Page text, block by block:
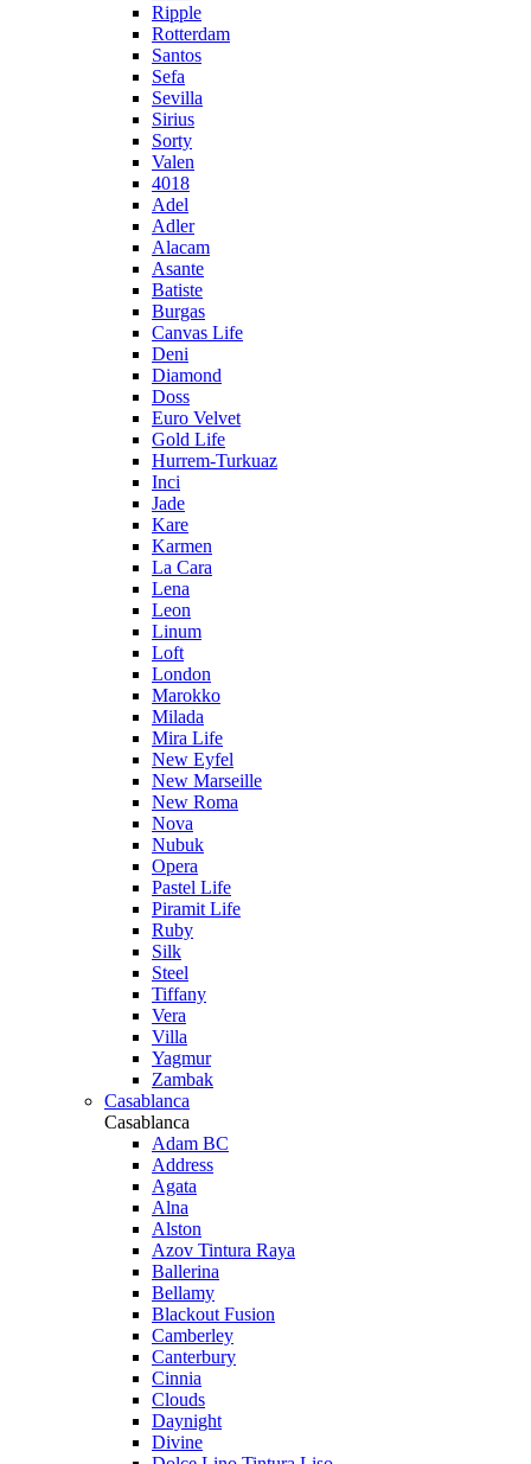
Ripple
Rotterdam
Santos
Sefa
Sevilla
Sirius
Sorty
Valen
4018
Adel
Adler
Alacam
Asante
Batiste
Burgas
Canvas Life
Deni
Diamond
Doss
Euro Velvet
Gold Life
Hurrem-Turkuaz
Inci
Jade
Kare
Karmen
La Cara
Lena
Leon
Linum
Loft
London
Marokko
Milada
Mira Life
New Eyfel
New Marseille
New Roma
Nova
Nubuk
Opera
Pastel Life
Piramit Life
Ruby
Silk
Steel
Tiffany
Vera
Villa
Yagmur
Zambak
Casablanca
Casablanca
Adam BC
Address
Agata
Alna
Alston
Azov Tintura Raya
Ballerina
Bellamy
Blackout Fusion
Camberley
Canterbury
Cinnia
Clouds
Daynight
Divine